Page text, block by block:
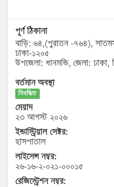
পূর্ণ ঠিকানা
বাড়ি: ৬৪,(পুরাতন -৭৬৪),
ঢাকা-১২০৫
উপজেলা: ধানমন্ডি, জেলা: ঢাকা,
বর্তমান অবস্থা
নিবন্ধিত
মেয়াদ
২৩ আগস্ট ২০২৬
ইন্ডাস্ট্রিয়াল সেক্টর:
হাসপাতাল
লাইসেন্স নম্বর:
২৬-১৬-২-০২১-০০০১৫
রেজিস্ট্রেশন নম্বর: